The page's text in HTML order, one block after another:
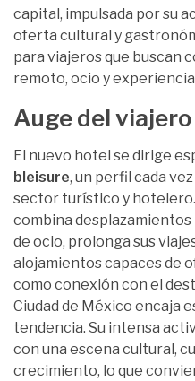
capital, impulsada por su
oferta cultural y
para viajeros que buscan
remoto, ocio y
Auge del
El nuevo hotel se dirige
bleisure, un perfil cada
sector turístico y
combina
de ocio, prolonga sus
alojamientos capaces de
como conexión con el
Ciudad de México encaja
tendencia. Su intensa
con una escena cultural,
crecimiento, lo que